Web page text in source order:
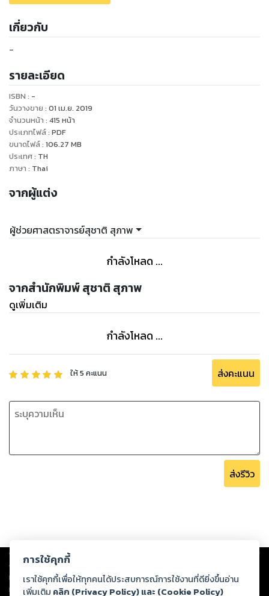
เกี่ยวกับ
-
รายละเอียด
ISBN : -
วันวางขาย : 01 เม.ย. 2019
จำนวนหน้า : 415 หน้า
ประเภทไฟล์: PDF
ขนาดไฟล์: 106.27 MB
ประเทศ: TH
ภาษา : Thai
จากผู้แต่ง
ผู้ช่วยศาสตราจารย์สุชาติ สุภาพ
กำลังโหลด ...
จากสำนักพิมพ์ สุชาติ สุภาพ
ดูเพิ่มเติม
กำลังโหลด ...
ให้5 คะแนน ส่งคะแนน
ส่งรีวิว
Copyright © 2026
ต่อผลงานหรือเนื้อหาใดที่อัปโหลดผ่านเว็บไซต์และปรากฏว่าละเมิดสิทธิใน
ทรัพย์สินทางปัญญาของบุคคลอื่นหรือขัดต่อกฎหมายและศีลธรรม ดังนั้น ผู้อ่าน
ทุกท่านโปรดใช้วิจารณญาณในการกลั่นกรองด้วยตนเอง และหากท่านพบว่าส่วน
การใช้คุกกี้
เราใช้คุกกี้เพื่อให้ทุกคนได้ประสบการณ์การใช้งานที่ดียิ่งขึ้นอ่าน
เพิ่มเติม คลิก (Privacy Policy) และ (Cookie Policy)